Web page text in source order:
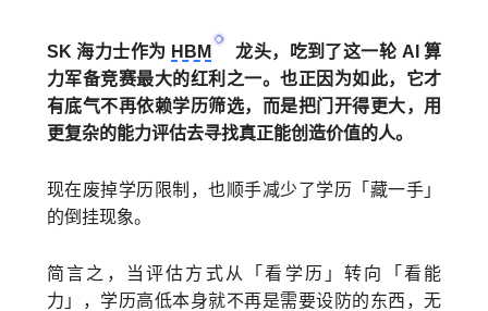
SK 海力士作为 HBM
龙头，吃到了这一轮 AI 算
力军备竞赛最大的红利之一。也正因为如此，它才
有底气不再依赖学历筛选，而是把门开得更大，用
更复杂的能力评估去寻找真正能创造价值的人。
现在废掉学历限制，也顺手减少了学历「藏一手」
的倒挂现象。
简言之，当评估方式从「看学历」转向「看能
力」，学历高低本身就不再是需要设防的东西，无